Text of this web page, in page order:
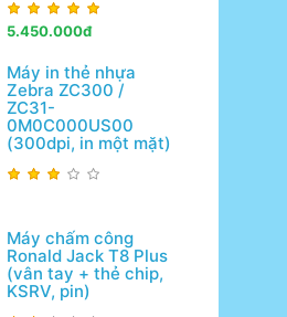
5.450.000đ
Máy in thẻ nhựa
Zebra ZC300 /
ZC31-
0M0C000US00
(300dpi, in một mặt)
Máy chấm công
Ronald Jack T8 Plus
(vân tay + thẻ chip,
KSRV, pin)